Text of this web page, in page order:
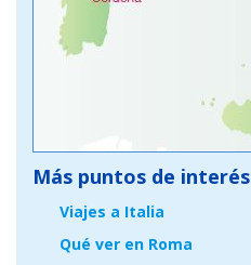
Más puntos de interés
Viajes a Italia
Qué ver en Roma